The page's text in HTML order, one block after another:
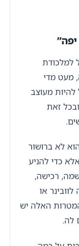
למלכודת
מעט מדי
מעוצב
זאת
לא ברושור
כדי להניע
רכישה,
או
האלה יש
לה.